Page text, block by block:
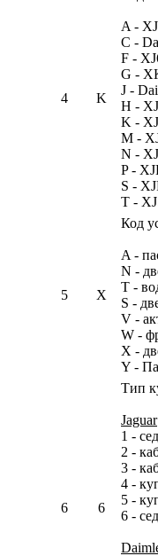
4 K
A -
C -
F -
G -
J -
H -
K -
M -
N -
P -
S -
T -
5 X
Код
A -
N -
T -
S -
V -
W -
X -
Y -
6 6
Тип
Jaguar
1 -
2 -
3 -
4 -
5 -
6 -